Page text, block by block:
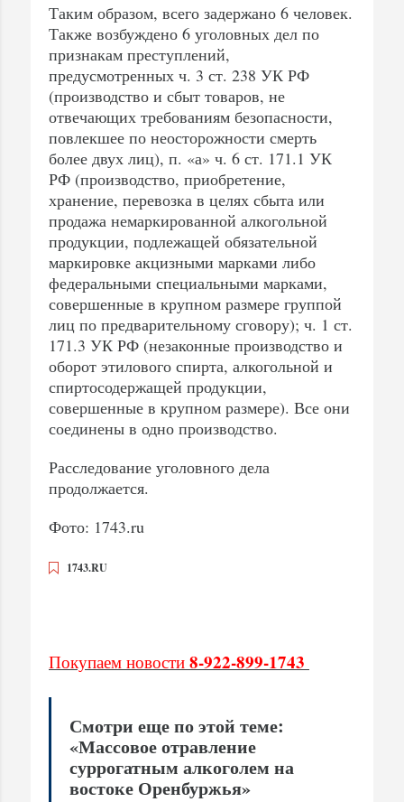
Таким образом, всего задержано 6 человек.
Также возбуждено 6 уголовных дел по
признакам преступлений,
предусмотренных ч. 3 ст. 238 УК РФ
(производство и сбыт товаров, не
отвечающих требованиям безопасности,
повлекшее по неосторожности смерть
более двух лиц), п. «а» ч. 6 ст. 171.1 УК
РФ (производство, приобретение,
хранение, перевозка в целях сбыта или
продажа немаркированной алкогольной
продукции, подлежащей обязательной
маркировке акцизными марками либо
федеральными специальными марками,
совершенные в крупном размере группой
лиц по предварительному сговору); ч. 1 ст.
171.3 УК РФ (незаконные производство и
оборот этилового спирта, алкогольной и
спиртосодержащей продукции,
совершенные в крупном размере). Все они
соединены в одно производство.
Расследование уголовного дела
продолжается.
Фото: 1743.ru
1743.RU
Покупаем новости 8-922-899-1743
Смотри еще по этой теме:
«Массовое отравление
суррогатным алкоголем на
востоке Оренбуржья»